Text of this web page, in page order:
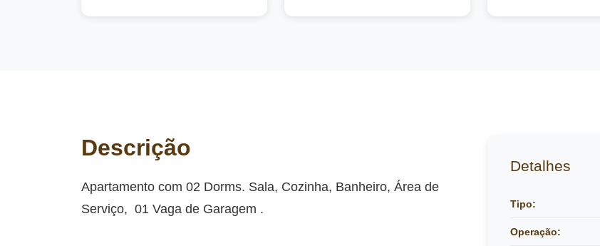
Descrição
Apartamento com 02 Dorms. Sala, Cozinha, Banheiro, Área de
Serviço, 01 Vaga de Garagem .
Detalhes
Tipo:
Operação: